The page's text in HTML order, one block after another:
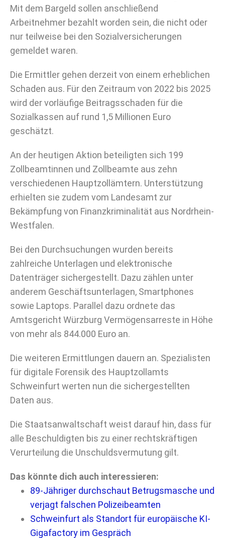
Mit dem Bargeld sollen anschließend
Arbeitnehmer bezahlt worden sein, die nicht oder
nur teilweise bei den Sozialversicherungen
gemeldet waren.
Die Ermittler gehen derzeit von einem erheblichen
Schaden aus. Für den Zeitraum von 2022 bis 2025
wird der vorläufige Beitragsschaden für die
Sozialkassen auf rund 1,5 Millionen Euro
geschätzt.
An der heutigen Aktion beteiligten sich 199
Zollbeamtinnen und Zollbeamte aus zehn
verschiedenen Hauptzollämtern. Unterstützung
erhielten sie zudem vom Landesamt zur
Bekämpfung von Finanzkriminalität aus Nordrhein-
Westfalen.
Bei den Durchsuchungen wurden bereits
zahlreiche Unterlagen und elektronische
Datenträger sichergestellt. Dazu zählen unter
anderem Geschäftsunterlagen, Smartphones
sowie Laptops. Parallel dazu ordnete das
Amtsgericht Würzburg Vermögensarreste in Höhe
von mehr als 844.000 Euro an.
Die weiteren Ermittlungen dauern an. Spezialisten
für digitale Forensik des Hauptzollamts
Schweinfurt werten nun die sichergestellten
Daten aus.
Die Staatsanwaltschaft weist darauf hin, dass für
alle Beschuldigten bis zu einer rechtskräftigen
Verurteilung die Unschuldsvermutung gilt.
Das könnte dich auch interessieren:
89-Jähriger durchschaut Betrugsmasche und
verjagt falschen Polizeibeamten
Schweinfurt als Standort für europäische KI-
Gigafactory im Gespräch